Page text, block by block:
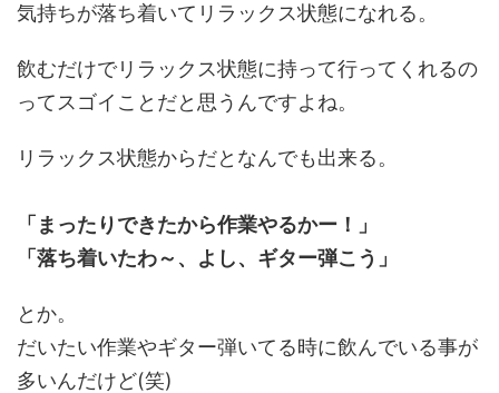
気持ちが落ち着いてリラックス状態になれる。
飲むだけでリラックス状態に持って行ってくれるの
ってスゴイことだと思うんですよね。
リラックス状態からだとなんでも出来る。
「まったりできたから作業やるかー！」
「落ち着いたわ～、よし、ギター弾こう」
とか。
だいたい作業やギター弾いてる時に飲んでいる事が
多いんだけど(笑)